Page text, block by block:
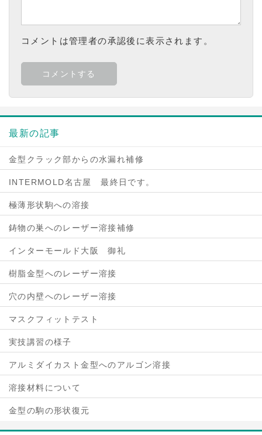
コメントは管理者の承認後に表示されます。
最新の記事
金型クラック部からの水漏れ補修
INTERMOLD名古屋 最終日です。
極薄形状駒への溶接
鋳物の巣へのレーザー溶接補修
インターモールド大阪 御礼
樹脂金型へのレーザー溶接
穴の内壁へのレーザー溶接
マスクフィットテスト
実技講習の様子
アルミダイカスト金型へのアルゴン溶接
溶接材料について
金型の駒の形状復元